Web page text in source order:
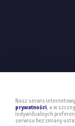
Nasz serwis
prywatności, a w
indywidualnych
serwisu bez zmiany